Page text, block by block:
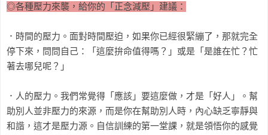
◎各種壓力來襲，給你的「正念減壓」建議：
．時間的壓力。面對時間壓迫，如果你已經很緊繃了，那就完全
停下來，問問自己：「這麼拚命值得嗎？」或是「是誰在忙？忙
著去哪兒呢？」
．人的壓力。我們常覺得「應該」要這麼做，才是「好人」。幫
助別人並非壓力的來源，而是你在幫助別人時，內心缺乏寧靜與
和諧，這才是壓力源。自信訓練的第一堂課，就是領悟你的感覺